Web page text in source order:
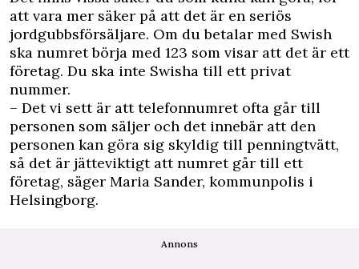
att vara mer säker på att det är en seriös
jordgubbsförsäljare. Om du betalar med Swish
ska numret börja med 123 som visar att det är ett
företag. Du ska inte Swisha till ett privat
nummer.
– Det vi sett är att telefonnumret ofta går till
personen som säljer och det innebär att den
personen kan göra sig skyldig till penningtvätt,
så det är jätteviktigt att numret går till ett
företag, säger Maria Sander, kommunpolis i
Helsingborg.
Annons